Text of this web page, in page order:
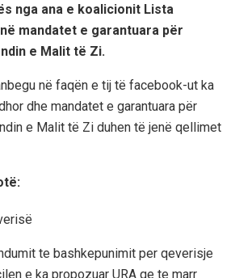
nga ana e koalicionit Lista
mandatet e garantuara për
e Malit të Zi.
në faqën e tij të facebook-ut ka
dhe mandatet e garantuara për
e Malit të Zi duhen të jenë qellimet
te bashkepunimit per qeverisje
e ka propozuar URA qe te marr